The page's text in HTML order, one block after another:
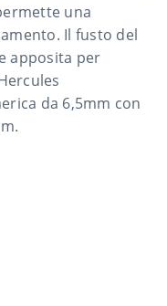
una
Il fusto del
apposita per
da 6,5mm con